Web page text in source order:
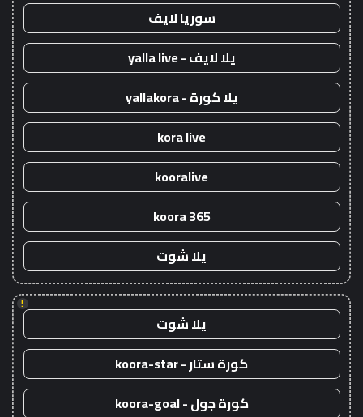
سوريا لايف
يلا لايف - yalla live
يلا كورة - yallakora
kora live
kooralive
koora 365
يلا شوت
!
يلا شوت
كورة ستار - koora-star
كورة جول - koora-goal